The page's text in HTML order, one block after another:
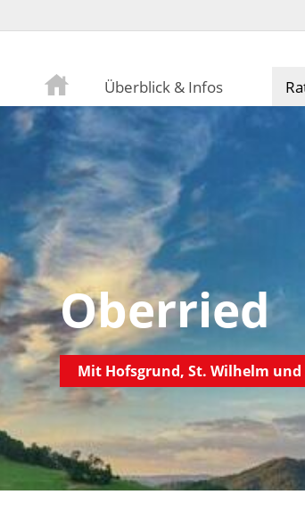
Überblick & Infos
Oberried
Mit Hofsgrund, St. Wilhelm und